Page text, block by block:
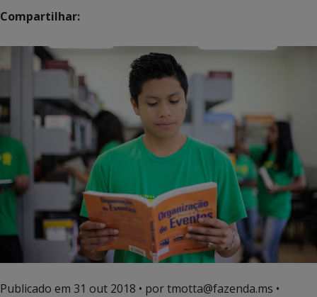
Compartilhar:
Publicado em 31 out 2018 • por tmotta@fazenda.ms •